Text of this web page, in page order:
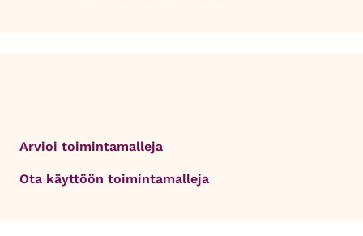
Arvioi toimintamalleja
Ota käyttöön toimintamalleja